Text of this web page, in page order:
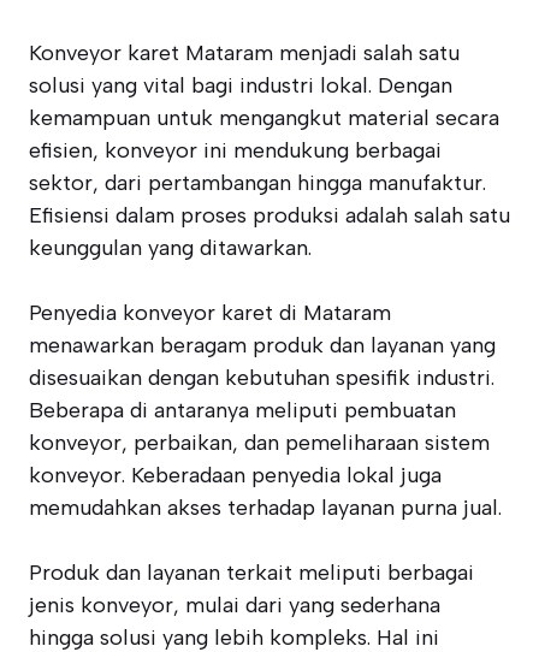
Konveyor karet Mataram menjadi salah satu
solusi yang vital bagi industri lokal. Dengan
kemampuan untuk mengangkut material secara
efisien, konveyor ini mendukung berbagai
sektor, dari pertambangan hingga manufaktur.
Efisiensi dalam proses produksi adalah salah satu
keunggulan yang ditawarkan.
Penyedia konveyor karet di Mataram
menawarkan beragam produk dan layanan yang
disesuaikan dengan kebutuhan spesifik industri.
Beberapa di antaranya meliputi pembuatan
konveyor, perbaikan, dan pemeliharaan sistem
konveyor. Keberadaan penyedia lokal juga
memudahkan akses terhadap layanan purna jual.
Produk dan layanan terkait meliputi berbagai
jenis konveyor, mulai dari yang sederhana
hingga solusi yang lebih kompleks. Hal ini